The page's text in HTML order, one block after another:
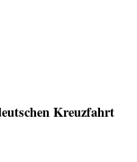
Kreuzfahrt